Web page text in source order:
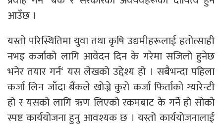
आउँछ ।
यस्तो परिस्थितिमा युवा तथा कृषि उद्यमीहरूलाई हतोत्साही
नभइ कर्जाको लागि आवेदन दिन के गरेमा सजिलो हुनेछ
भनेर तयार गर्न‘ यस लेखको उद्देश्य हो । सबैभन्दा पहिला
कर्जा लिन जाँदा बैंकले खोज्ने कुरो कर्जा फिर्ताको ग्यारेन्टी
हो र यसको लागि ऋण लिएको रकमबाट के गर्ने हो सोको
स्पष्ट कार्ययोजना हुनु आवश्यक छ । यस्तो कार्ययोजनालाई